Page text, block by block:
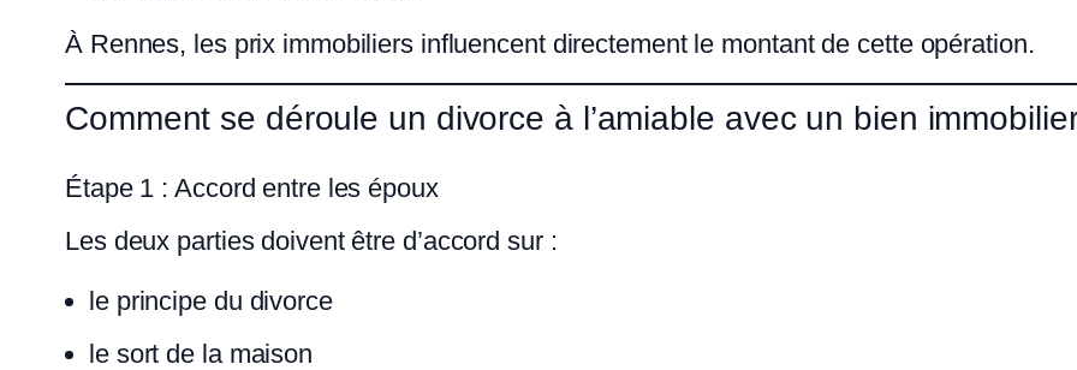
À Rennes, les prix immobiliers influencent directement le montant de cette opération.
Comment se déroule un divorce à l’amiable avec un bien
Étape 1 : Accord entre les époux
Les deux parties doivent être d’accord sur :
le principe du divorce
le sort de la maison